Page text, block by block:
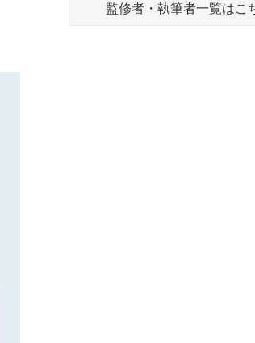
監修者・執筆者一覧はこ